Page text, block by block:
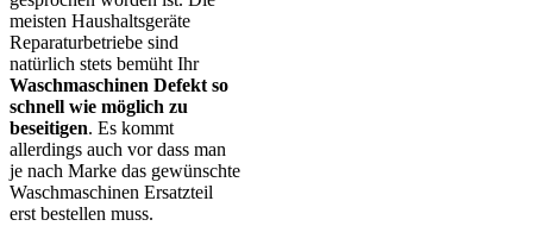
meisten Haushaltsgeräte
Reparaturbetriebe sind
natürlich stets bemüht Ihr
Waschmaschinen Defekt so
schnell wie möglich zu
beseitigen. Es kommt
allerdings auch vor dass man
je nach Marke das gewünschte
Waschmaschinen Ersatzteil
erst bestellen muss.